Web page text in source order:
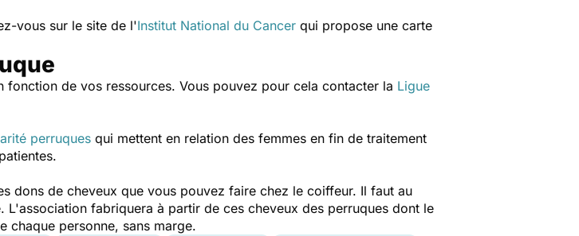
vous sur le site de l'Institut National du Cancer qui propose une carte
de vos ressources. Vous pouvez pour cela contacter la Ligue
perruques qui mettent en relation des femmes en fin de traitement
dons de cheveux que vous pouvez faire chez le coiffeur. Il faut au
fabriquera à partir de ces cheveux des perruques dont le
chaque personne, sans marge.